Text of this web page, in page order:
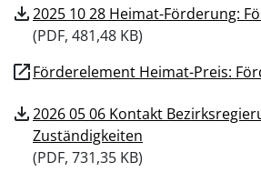
download2025 10 28 Heimat-Förderung:
(PDF, 481,48 KB)
open_in_newFörderelement Heimat-Preis:
download2026 05 06 Kontakt
Zuständigkeiten
(PDF, 731,35 KB)